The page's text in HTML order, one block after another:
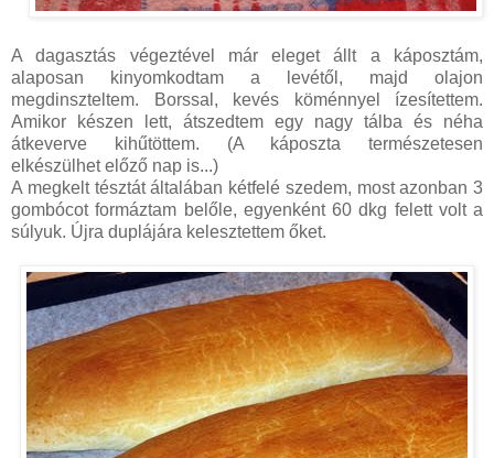
A dagasztás végeztével már eleget állt a káposztám,
alaposan kinyomkodtam a levétől, majd olajon
megdinszteltem. Borssal, kevés köménnyel ízesítettem.
Amikor készen lett, átszedtem egy nagy tálba és néha
átkeverve kihűtöttem. (A káposzta természetesen
elkészülhet előző nap is...)
A megkelt tésztát általában kétfelé szedem, most azonban 3
gombócot formáztam belőle, egyenként 60 dkg felett volt a
súlyuk. Újra duplájára kelesztettem őket.